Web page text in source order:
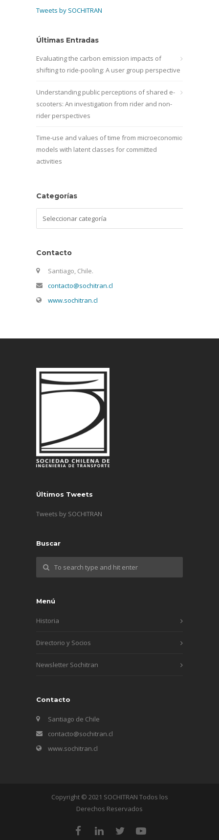
Tweets by SOCHITRAN
Últimas Entradas
Evaluating the carbon emission impacts of
shifting to ride-pooling: A user group perspective
Understanding public perceptions of shared e-
scooters: An investigation from rider and non-
rider perspectives
Time-use and values of time from microeconomic
models with latent classes for committed
activities
Categorías
Contacto
Santiago, Chile.
contacto@sochitran.cl
www.sochitran.cl
Últimos Tweets
Tweets by SOCHITRAN
Buscar
Menú
Historia
Directorio y Socios
Newsletter Sochitran
Contacto
Santiago de Chile
contacto@sochitran.cl
www.sochitran.cl
Copyright © 2021 SOCHITRAN Todos los
Derechos Reservados